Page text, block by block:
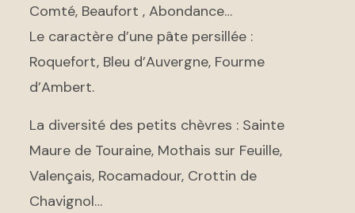
Comté, Beaufort , Abondance…
Le caractère d’une pâte persillée :
Roquefort, Bleu d’Auvergne, Fourme
d’Ambert.
La diversité des petits chèvres : Sainte
Maure de Touraine, Mothais sur Feuille,
Valençais, Rocamadour, Crottin de
Chavignol…